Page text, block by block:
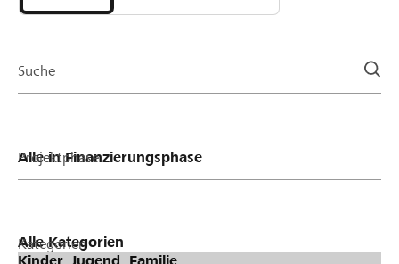
Organisationen
Suche
Projektphase
Kategorien